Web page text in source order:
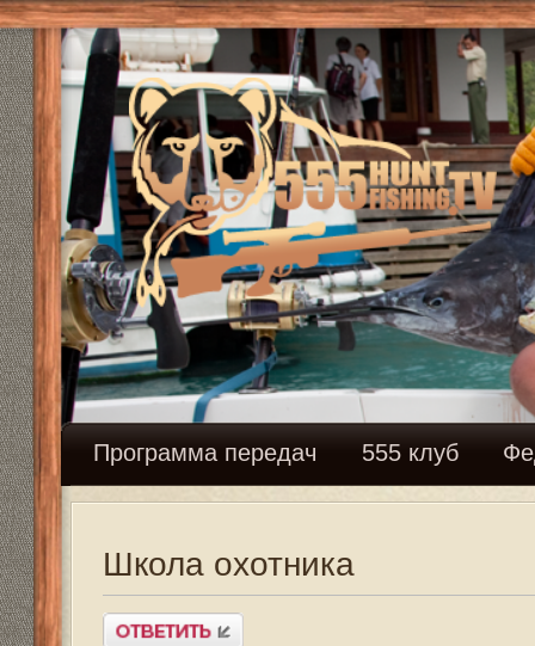
Программа передач 555 клуб Федерация
Школа охотника
Ответить
Школа охотника
Mikhalich